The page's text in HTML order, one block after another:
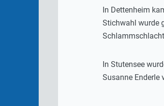
In Dettenheim
Stichwahl wurde
In Stutensee
Susanne Enderle